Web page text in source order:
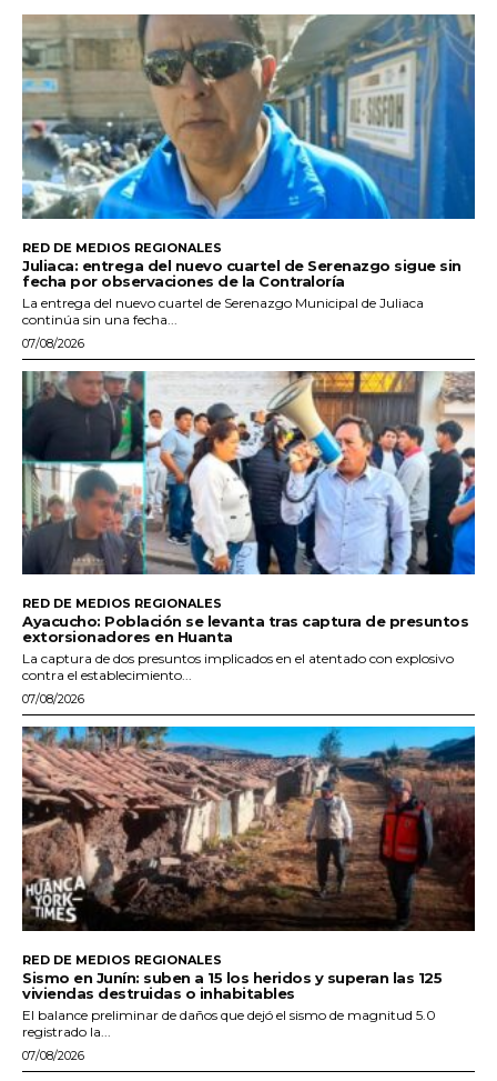
RED DE MEDIOS REGIONALES
Juliaca: entrega del nuevo cuartel de Serenazgo sigue sin
fecha por observaciones de la Contraloría
La entrega del nuevo cuartel de Serenazgo Municipal de Juliaca
continúa sin una fecha...
07/08/2026
RED DE MEDIOS REGIONALES
Ayacucho: Población se levanta tras captura de presuntos
extorsionadores en Huanta
La captura de dos presuntos implicados en el atentado con explosivo
contra el establecimiento...
07/08/2026
RED DE MEDIOS REGIONALES
Sismo en Junín: suben a 15 los heridos y superan las 125
viviendas destruidas o inhabitables
El balance preliminar de daños que dejó el sismo de magnitud 5.0
registrado la...
07/08/2026